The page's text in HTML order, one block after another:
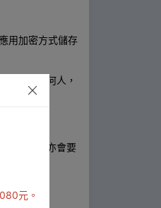
用加密方式儲存
圍內之任何人，
服務時，亦會要
元。